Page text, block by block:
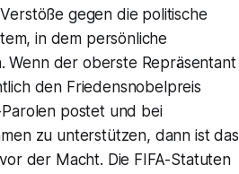
gegen die politische
in dem persönliche
Wenn der oberste Repräsentant
den Friedensnobelpreis
postet und bei
zu unterstützen, dann ist das
der Macht. Die FIFA-Statuten